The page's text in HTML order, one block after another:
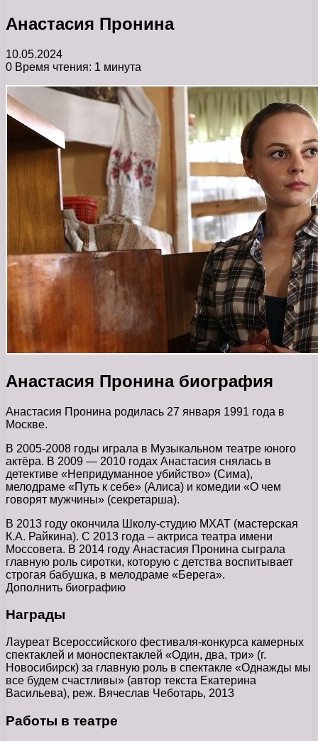
Анастасия Пронина
10.05.2024
0 Время чтения: 1 минута
Анастасия Пронина биография
Анастасия Пронина родилась 27 января 1991 года в
Москве.
В 2005-2008 годы играла в Музыкальном театре юного
актёра. В 2009 — 2010 годах Анастасия снялась в
детективе «Непридуманное убийство» (Сима),
мелодраме «Путь к себе» (Алиса) и комедии «О чем
говорят мужчины» (секретарша).
В 2013 году окончила Школу-студию МХАТ (мастерская
К.А. Райкина). С 2013 года – актриса театра имени
Моссовета. В 2014 году Анастасия Пронина сыграла
главную роль сиротки, которую с детства воспитывает
строгая бабушка, в мелодраме «Берега».
Дополнить биографию
Награды
Лауреат Всероссийского фестиваля-конкурса камерных
спектаклей и моноспектаклей «Один, два, три» (г.
Новосибирск) за главную роль в спектакле «Однажды мы
все будем счастливы» (автор текста Екатерина
Васильева), реж. Вячеслав Чеботарь, 2013
Работы в театре